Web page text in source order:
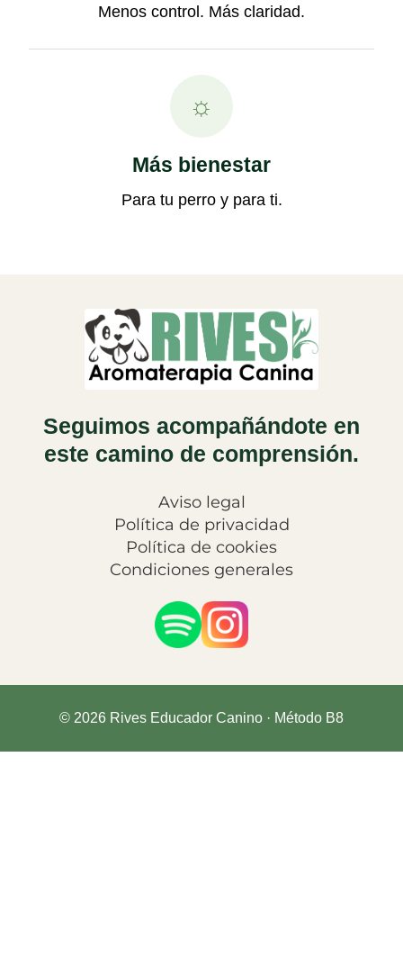
Menos control. Más claridad.
☼
Más bienestar
Para tu perro y para ti.
Seguimos acompañándote en
este camino de comprensión.
Aviso legal
Política de privacidad
Política de cookies
Condiciones generales
© 2026 Rives Educador Canino · Método B8